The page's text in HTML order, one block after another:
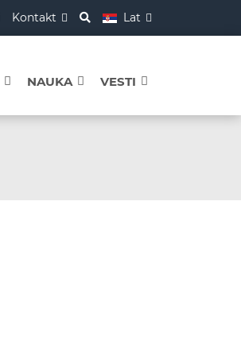
Kontakt Lat
NAUKA VESTI